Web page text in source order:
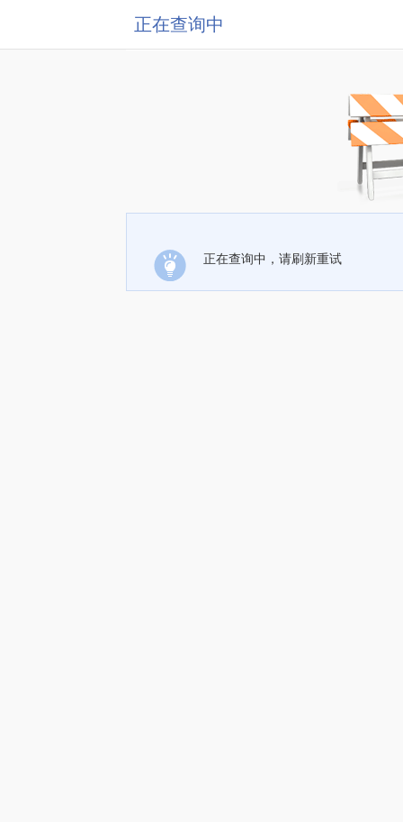
正在查询中
正在查询中，请刷新重试